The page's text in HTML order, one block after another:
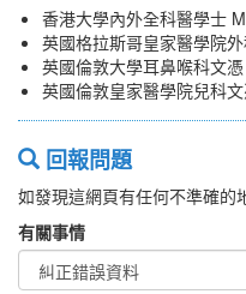
香港大學內外全科醫學士
英國格拉斯哥皇家醫學院
英國倫敦大學耳鼻喉科文
英國倫敦皇家醫學院兒科
回報問題
如發現這網頁有任何不準確的
有關事情